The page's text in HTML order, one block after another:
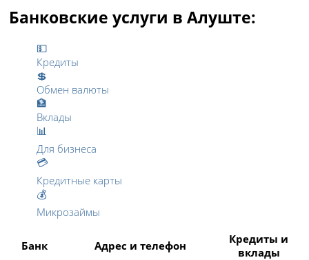
Банковские услуги в Алуште:
💵
Кредиты
💲
Обмен валюты
🏦
Вклады
📊
Для бизнеса
💳
Кредитные карты
💰
Микрозаймы
Банк Адрес и телефон
Кредиты и
вклады